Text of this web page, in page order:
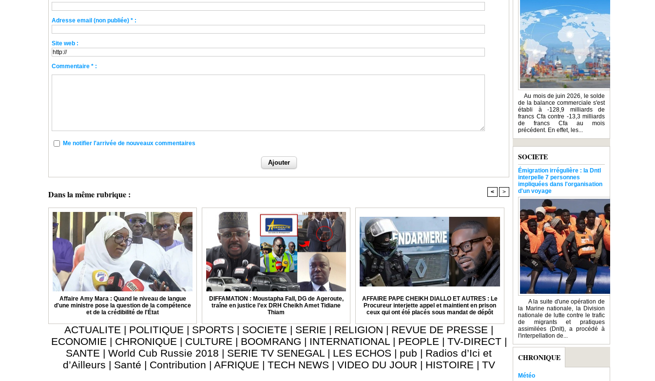
Adresse email (non publiée) * :
Site web :
Commentaire * :
Me notifier l'arrivée de nouveaux commentaires
Dans la même rubrique : < >
Affaire Amy Mara : Quand le niveau de langue
d'une ministre pose la question de la compétence
et de la crédibilité de l'État
DIFFAMATION : Moustapha Fall, DG de Ageroute,
traîne en justice l’ex DRH Cheikh Amet Tidiane
Thiam
AFFAIRE PAPE CHEIKH DIALLO ET AUTRES : Le
Procureur interjette appel et maintient en prison
ceux qui ont été placés sous mandat de dépôt
ACTUALITE | POLITIQUE | SPORTS | SOCIETE | SERIE | RELIGION | REVUE DE PRESSE |
ECONOMIE | CHRONIQUE | CULTURE | BOOMRANG | INTERNATIONAL | PEOPLE | TV-DIRECT |
SANTE | World Cub Russie 2018 | SERIE TV SENEGAL | LES ECHOS | pub | Radios d’Ici et
d’Ailleurs | Santé | Contribution | AFRIQUE | TECH NEWS | VIDEO DU JOUR | HISTOIRE | TV
Au mois de juin 2026, le solde
de la balance commerciale s'est
établi à -128,9 milliards de
francs Cfa contre -13,3 milliards
de francs Cfa au mois
précédent. En effet, les...
SOCIETE
Émigration irrégulière : la Dntl
interpelle 7 personnes
impliquées dans l'organisation
d'un voyage
A la suite d'une opération de
la Marine nationale, la Division
nationale de lutte contre le trafic
de migrants et pratiques
assimilées (Dnlt), a procédé à
l'interpellation de...
CHRONIQUE
Météo